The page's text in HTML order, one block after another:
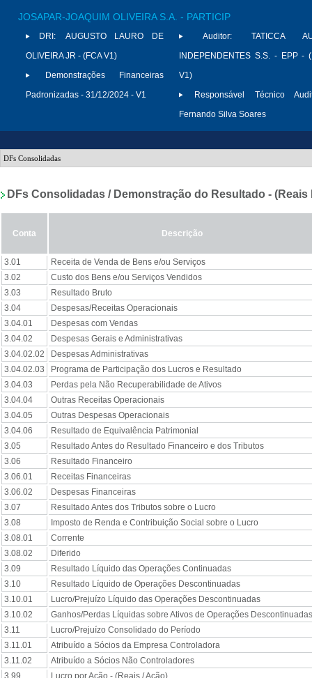
JOSAPAR-JOAQUIM OLIVEIRA S.A. - PARTICIP
DRI:
AUGUSTO LAURO DE
OLIVEIRA JR - (FCA V1)
Demonstrações Financeiras
Padronizadas - 31/12/2024 - V1
Auditor:
TATICCA
INDEPENDENTES S.S. - EPP -
V1)
Responsável Técnico
Fernando Silva Soares